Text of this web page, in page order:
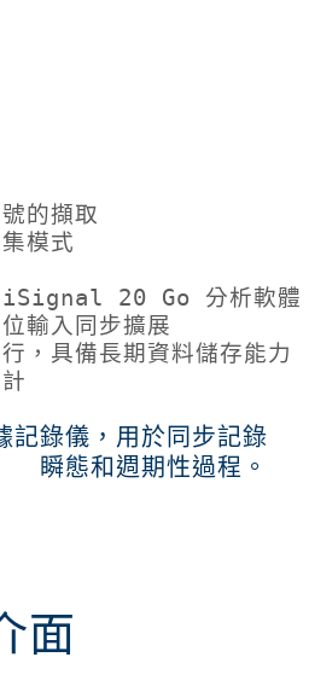
的擷取
模式
20 Go 分析軟體
輸入同步擴展
，具備長期資料儲存能力
面